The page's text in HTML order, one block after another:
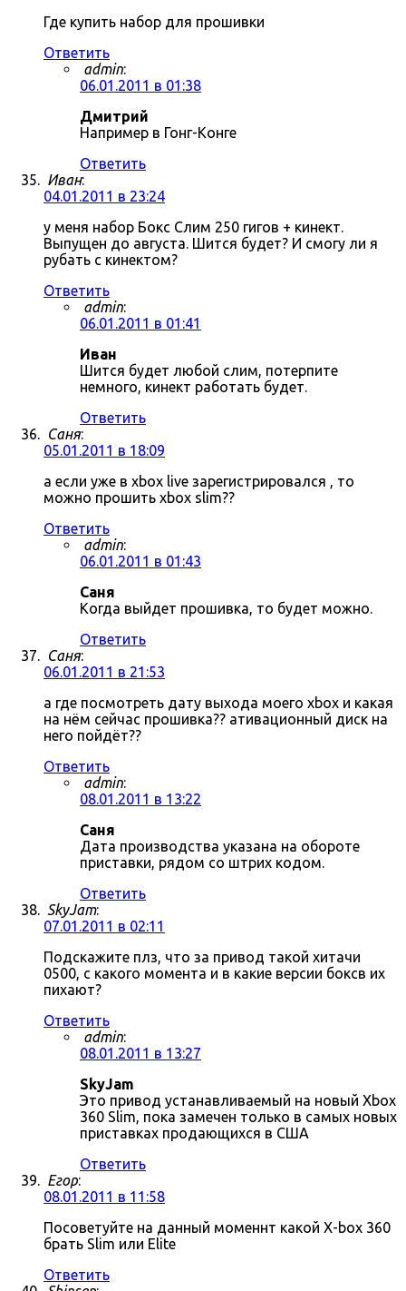
Где купить набор для прошивки
Ответить
admin:
06.01.2011 в 01:38
Дмитрий
Например в Гонг-Конге
Ответить
Иван:
04.01.2011 в 23:24
у меня набор Бокс Слим 250 гигов + кинект.
Выпущен до августа. Шится будет? И смогу ли я
рубать с кинектом?
Ответить
admin:
06.01.2011 в 01:41
Иван
Шится будет любой слим, потерпите
немного, кинект работать будет.
Ответить
Саня:
05.01.2011 в 18:09
а если уже в xbox live зарегистрировался , то
можно прошить xbox slim??
Ответить
admin:
06.01.2011 в 01:43
Саня
Когда выйдет прошивка, то будет можно.
Ответить
Саня:
06.01.2011 в 21:53
а где посмотреть дату выхода моего xbox и какая
на нём сейчас прошивка?? ативационный диск на
него пойдёт??
Ответить
admin:
08.01.2011 в 13:22
Саня
Дата производства указана на обороте
приставки, рядом со штрих кодом.
Ответить
SkyJam:
07.01.2011 в 02:11
Подскажите плз, что за привод такой хитачи
0500, с какого момента и в какие версии боксв их
пихают?
Ответить
admin:
08.01.2011 в 13:27
SkyJam
Это привод устанавливаемый на новый Xbox
360 Slim, пока замечен только в самых новых
приставках продающихся в США
Ответить
Егор:
08.01.2011 в 11:58
Посоветуйте на данный моменнт какой X-box 360
брать Slim или Elite
Ответить